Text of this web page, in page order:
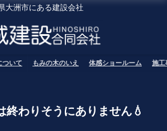
大洲市にある建設会社
ついて もみの木のいえ 体感ショールーム 施工
終わりそうにありません💧